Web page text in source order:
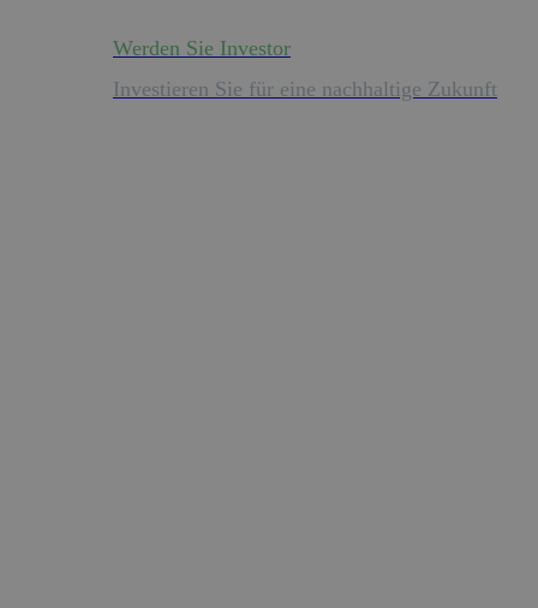
Werden Sie Investor
Investieren Sie für eine nachhaltige Zukunft